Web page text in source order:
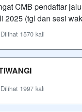
CMB pendaftar
2025 (tgl dan sesi
1570 kali
1997 kali